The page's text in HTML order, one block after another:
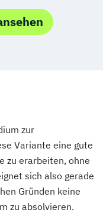
zur
Variante eine gute
zu erarbeiten, ohne
sich also gerade
Gründen keine
zu absolvieren.